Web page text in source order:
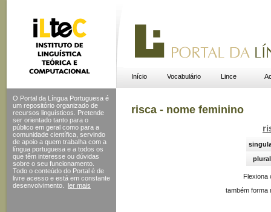
Início Vocabulário Lince
O Portal da Língua Portuguesa é
um repositório organizado de
recursos linguísticos. Pretende
ser orientado tanto para o
público em geral como para a
comunidade científica, servindo
de apoio a quem trabalha com a
língua portuguesa e a todos os
que têm interesse ou dúvidas
sobre o seu funcionamento.
Todo o conteúdo do Portal é de
livre acesso e está em constante
desenvolvimento.
ler mais
risca - nome feminino
plural
Flexiona
também forma